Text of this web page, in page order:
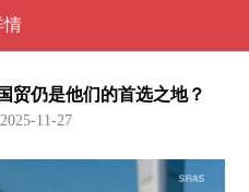
情
贸仍是他们的首选之地？
11-27